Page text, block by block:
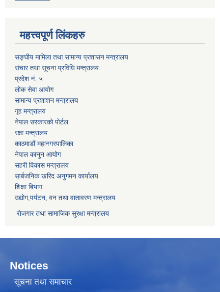
महत्त्वपूर्ण लिंकहरु
सङ्घीय मामिला तथा सामान्य प्रशासन मन्त्रालय
संचार तथा सूचना प्रविधि मन्त्रालय
प्रदेश नं. ५
लोक सेवा आयोग
सामान्य प्रशाशन मन्त्रालय
गृह मन्त्रालय
नेपाल सरकारको पोर्टल
रक्षा मन्त्रालय
काठमाडौं महानगरपालिका
नेपाल कानुन आयोग
सहरी विकास मन्त्रालय
सार्बजनिक खरिद अनुगमन कार्यालय
शिक्षा बिभाग
उद्योग,पर्यटन, वन तथा वातावरण मन्त्रालय
रोजगार तथा सामाजिक सुरक्षा मन्त्रालय
Notices
सूचना तथा समाचार